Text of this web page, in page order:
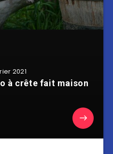
2021
à crête fait maison